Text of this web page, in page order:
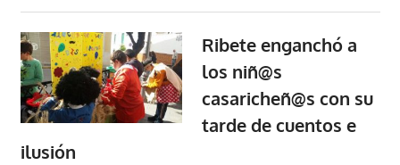
Ribete enganchó a
los niñ@s
casaricheñ@s con su
tarde de cuentos e
ilusión